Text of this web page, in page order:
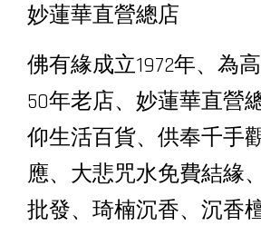
妙蓮華直營總店
佛有緣成立1972年、為
50年老店、妙蓮華直營
仰生活百貨、供奉千手
應、大悲咒水免費結緣
批發、琦楠沉香、沉香